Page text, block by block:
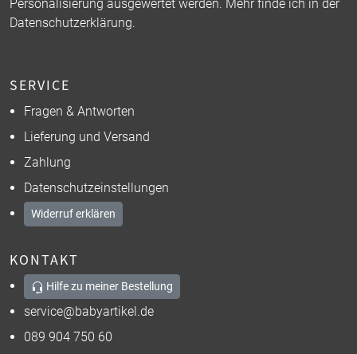
Personalisierung ausgewertet werden. Mehr finde ich in der
Datenschutzerklärung.
SERVICE
Fragen & Antworten
Lieferung und Versand
Zahlung
Datenschutzeinstellungen
Widerruf erklären
KONTAKT
Hilfe zu meiner Bestellung
service@babyartikel.de
089 904 750 60